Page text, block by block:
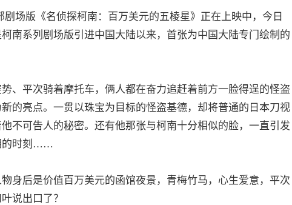
剧场版《名侦探柯南：百万美元的五棱星》正在上映中，今日
南系列剧场版引进中国大陆以来，首张为中国大陆专门绘制的
、平次骑着摩托车，俩人都在奋力追赶着前方一脸得逞的怪盗
的亮点。一贯以珠宝为目标的怪盗基德，却将普通的日本刀视
不可告人的秘密。还有他那张与柯南十分相似的脸，一直引发
的时刻……
身后是价值百万美元的函馆夜景，青梅竹马，心生爱意，平次
说出口了？